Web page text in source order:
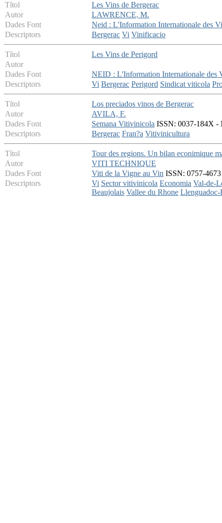
Títol
Les Vins de Bergerac
Autor
LAWRENCE, M.
Dades Font
Neid : L'Information Internationale des
Descriptors
Bergerac Vi Vinificacio
Títol
Les Vins de Perigord
Autor
Dades Font
NEID : L'Information Internationale des
Descriptors
Vi Bergerac Perigord Sindicat viticola
Títol
Los preciados vinos de Bergerac
Autor
AVILA, F.
Dades Font
Semana Vitivinicola ISSN: 0037-184X -
Descriptors
Bergerac Fran?a Vitivinicultura
Títol
Tour des regions. Un bilan econimique
Autor
VITI TECHNIQUE
Dades Font
Viti de la Vigne au Vin ISSN: 0757-
Descriptors
Vi Sector vitivinicola Economia Val-de-
Beaujolais Vallee du Rhone Llenguadoc-